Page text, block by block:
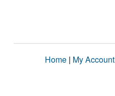
Home | My Account